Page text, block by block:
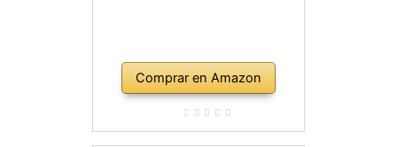
Comprar en Amazon